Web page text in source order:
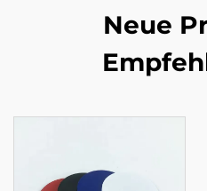
Neue